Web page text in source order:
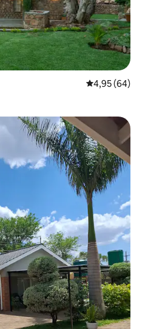
Gemiddelde
4,95 (64)